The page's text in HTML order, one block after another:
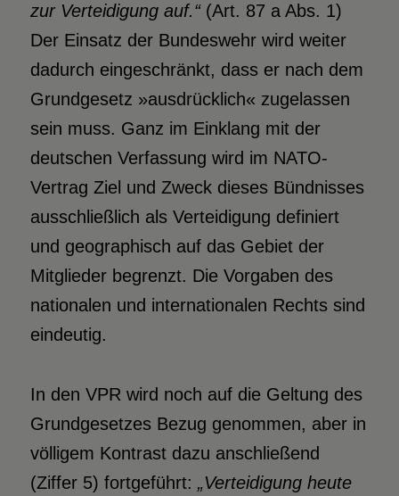
zur Verteidigung auf.“(Art. 87 a Abs. 1)
Der Einsatz der Bundeswehr wird weiter
dadurch eingeschränkt, dass er nach dem
Grundgesetz »ausdrücklich« zugelassen
sein muss. Ganz im Einklang mit der
deutschen Verfassung wird im NATO-
Vertrag Ziel und Zweck dieses Bündnisses
ausschließlich als Verteidigung definiert
und geographisch auf das Gebiet der
Mitglieder begrenzt. Die Vorgaben des
nationalen und internationalen Rechts sind
eindeutig.
In den VPR wird noch auf die Geltung des
Grundgesetzes Bezug genommen, aber in
völligem Kontrast dazu anschließend
(Ziffer 5) fortgeführt: „Verteidigung heute